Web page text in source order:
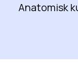
Anatomisk